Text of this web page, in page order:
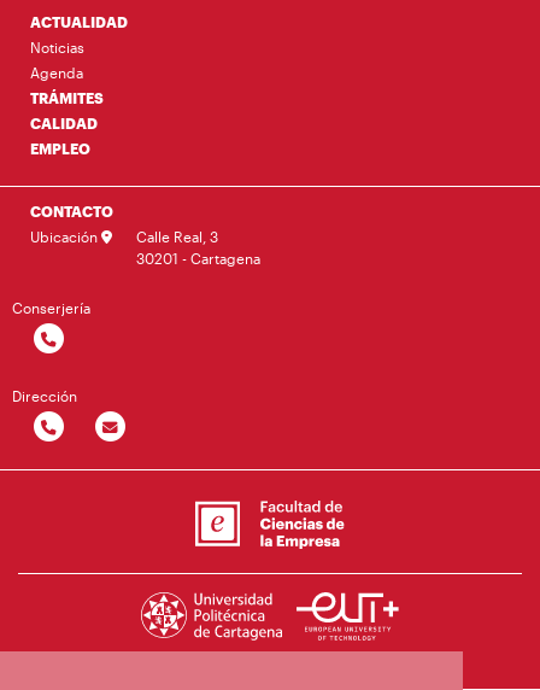
ACTUALIDAD
Noticias
Agenda
TRÁMITES
CALIDAD
EMPLEO
CONTACTO
Ubicación
Calle Real, 3
30201 - Cartagena
Conserjería
Dirección